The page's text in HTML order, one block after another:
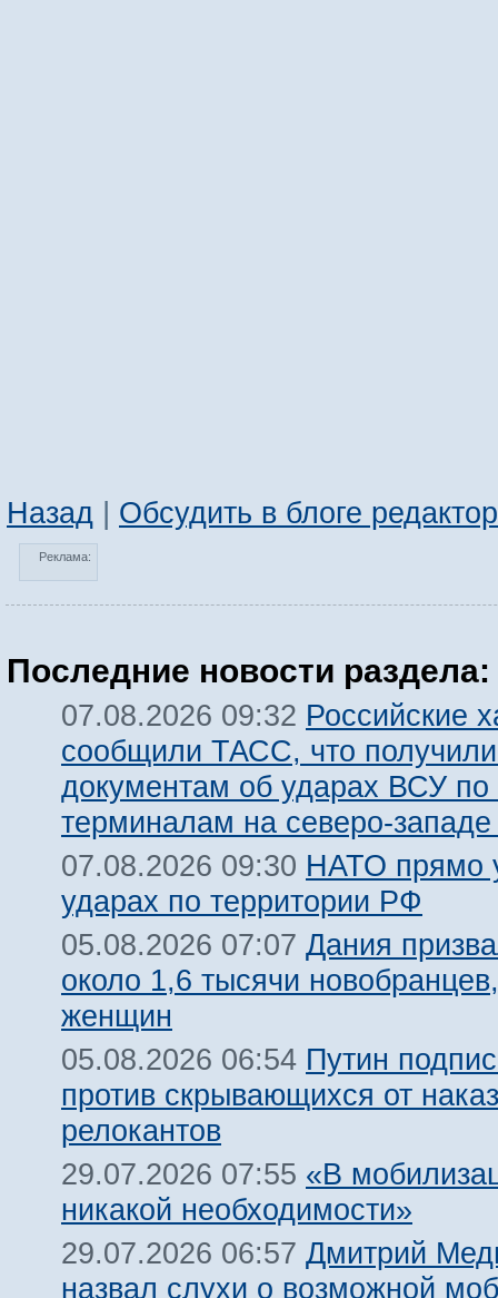
Назад | Обсудить в блоге
Реклама:
Последние новости раздела:
07.08.2026 09:32 Российские
сообщили ТАСС, что получили
документам об ударах ВСУ
терминалам на северо-
07.08.2026 09:30 НАТО прямо
ударах по территории РФ
05.08.2026 07:07 Дания
около 1,6 тысячи
женщин
05.08.2026 06:54 Путин
против скрывающихся от
релокантов
29.07.2026 07:55 «В
никакой необходимости»
29.07.2026 06:57 Дмитрий
назвал слухи о возможной